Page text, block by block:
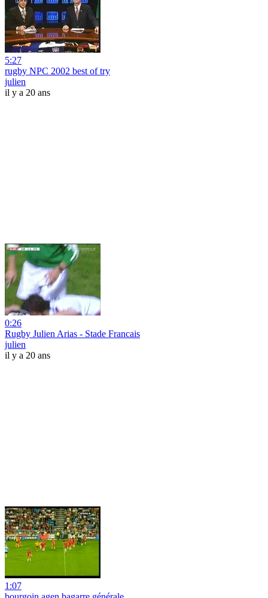
5:27
rugby NPC 2002 best of try
julien
il y a 20 ans
0:26
Rugby Julien Arias - Stade Francais
julien
il y a 20 ans
1:07